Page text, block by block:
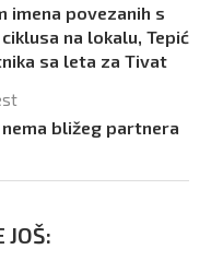
imena povezanih s
na lokalu, Tepić
sa leta za Tivat
nema bližeg partnera
JOŠ: